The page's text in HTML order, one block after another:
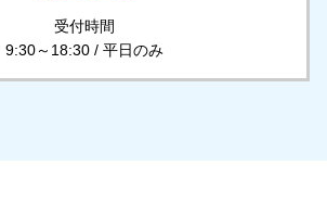
受付時間
9:30～18:30 / 平日のみ